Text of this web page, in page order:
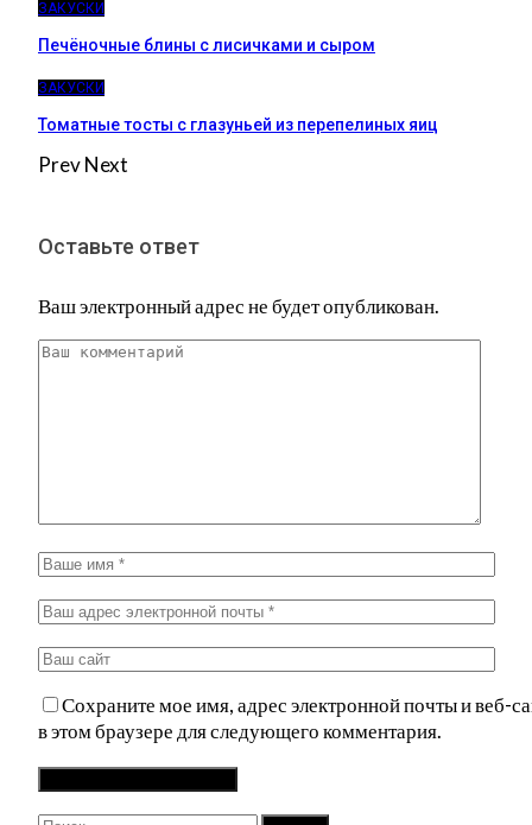
ЗАКУСКИ
Печёночные блины с лисичками и сыром
ЗАКУСКИ
Томатные тосты с глазуньей из перепелиных яиц
PrevNext
Оставьте ответ
Ваш электронный адрес не будет опубликован.
Сохраните мое имя, адрес электронной почты и веб-
в этом браузере для следующего комментария.